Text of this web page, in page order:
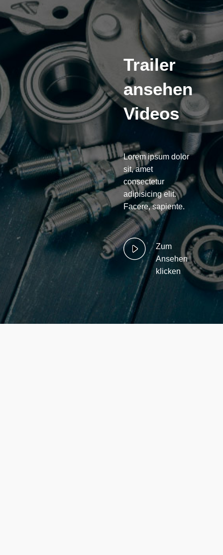
Trailer
ansehen
Videos
Lorem ipsum dolor
sit, amet
consectetur
adipisicing elit.
Facere, sapiente.
Zum
Ansehen
klicken